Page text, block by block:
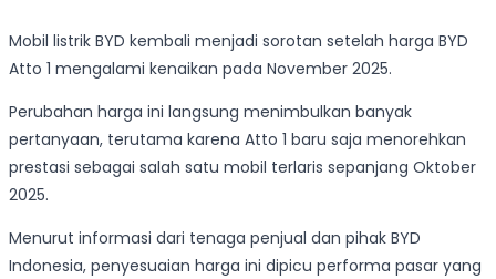
Mobil listrik BYD kembali menjadi sorotan setelah harga BYD
Atto 1 mengalami kenaikan pada November 2025.
Perubahan harga ini langsung menimbulkan banyak
pertanyaan, terutama karena Atto 1 baru saja menorehkan
prestasi sebagai salah satu mobil terlaris sepanjang Oktober
2025.
Menurut informasi dari tenaga penjual dan pihak BYD
Indonesia, penyesuaian harga ini dipicu performa pasar yang